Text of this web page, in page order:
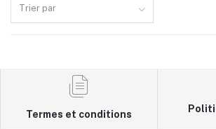
Trier par
Termes et conditions